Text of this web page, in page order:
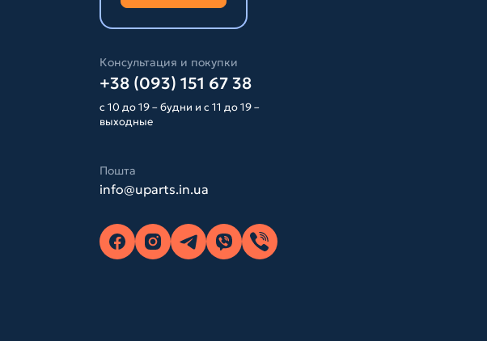
Консультация и покупки
+38 (093) 151 67 38
с 10 до 19 – будни и с 11 до 19 –
выходные
Пошта
info@uparts.in.ua